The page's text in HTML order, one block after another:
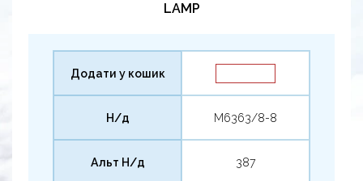
LAMP
Додати у кошик
Н/д M6363/8-8
Альт Н/д 387